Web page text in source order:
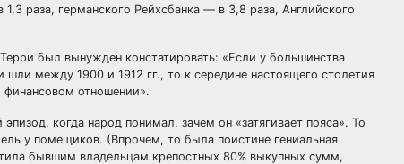
раза, германского Рейхсбанка — в 3,8 раза, Английского
был вынужден констатировать: «Если у большинства
между 1900 и 1912 гг., то к середине настоящего столетия
финансовом отношении».
когда народ понимал, зачем он «затягивает пояса». То
у помещиков. (Впрочем, то была поистине гениальная
бывшим владельцам крепостных 80% выкупных сумм,